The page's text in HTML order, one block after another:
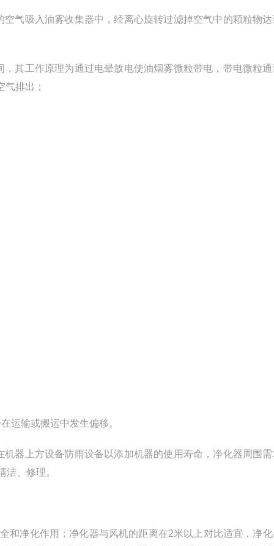
气吸入油雾收集器中，经离心旋转过滤掉空气中的颗粒物
其工作原理为通过电晕放电使油烟雾微粒带电，带电微粒
排出；
运输或搬运中发生偏移。
器上方设备防雨设备以添加机器的使用寿命，净化器周围
、修理。
和净化作用；净化器与风机的距离在2米以上对比适宜，净